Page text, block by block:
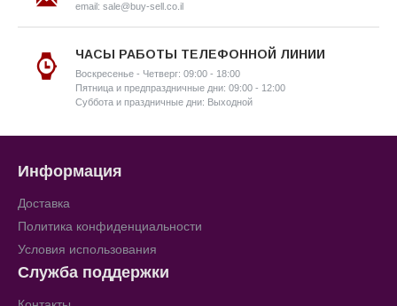
email: sale@buy-sell.co.il
ЧАСЫ РАБОТЫ ТЕЛЕФОННОЙ ЛИНИИ
Воскресенье - Четверг: 09:00 - 18:00
Пятница и предпраздничные дни: 09:00 - 12:00
Суббота и праздничные дни: Выходной
Информация
Доставка
Политика конфиденциальности
Условия использования
Служба поддержки